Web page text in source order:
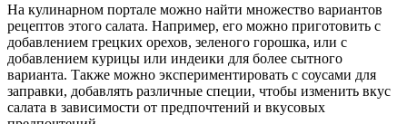
На кулинарном портале можно найти множество вариантов
рецептов этого салата. Например, его можно приготовить с
добавлением грецких орехов, зеленого горошка, или с
добавлением курицы или индеики для более сытного
варианта. Также можно экспериментировать с соусами для
заправки, добавлять различные специи, чтобы изменить вкус
салата в зависимости от предпочтений и вкусовых